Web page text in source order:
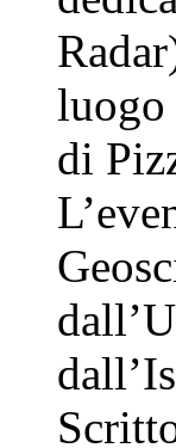
luogo
di